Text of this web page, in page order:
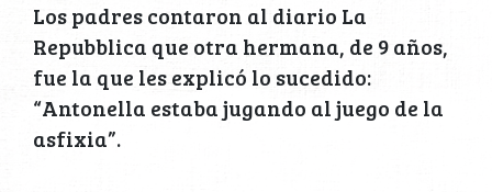
Los padres contaron al diario La
Repubblica que otra hermana, de 9 años,
fue la que les explicó lo sucedido:
“Antonella estaba jugando al juego de la
asfixia”.